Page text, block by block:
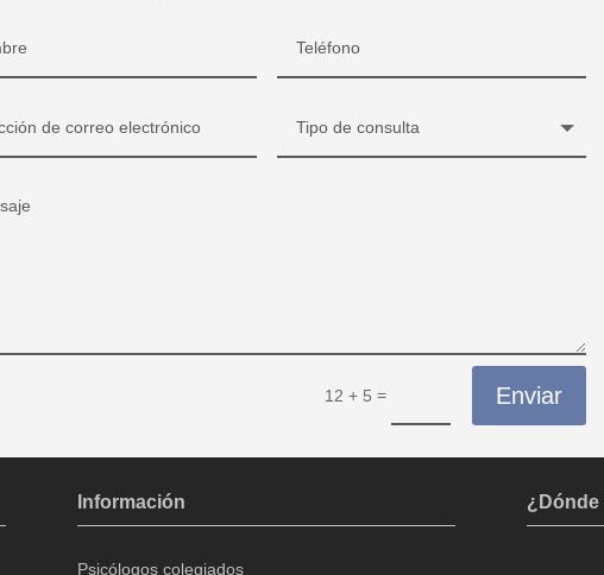
12 + 5 = Enviar
Información
Psicólogos colegiados
¿Dónde